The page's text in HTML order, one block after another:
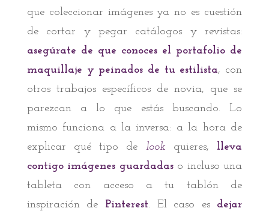
que coleccionar imágenes ya no es cuestión
de cortar y pegar catálogos y revistas:
asegúrate de que conoces el portafolio de
maquillaje y peinados de tu estilista, con
otros trabajos específicos de novia, que se
parezcan a lo que estás buscando. Lo
mismo funciona a la inversa: a la hora de
explicar qué tipo de look quieres, lleva
contigo imágenes guardadaso incluso una
tableta con acceso a tu tablón de
inspiración de Pinterest. El caso es dejar